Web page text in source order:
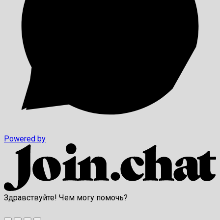
Powered by
Здравствуйте! Чем могу помочь?